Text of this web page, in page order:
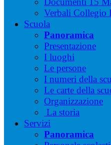
Verbali Collegio
Scuola
Panoramica
Presentazione
I luoghi
Le persone
I numeri della
Le carte della
Organizzazione
La storia
Servizi
Panoramica